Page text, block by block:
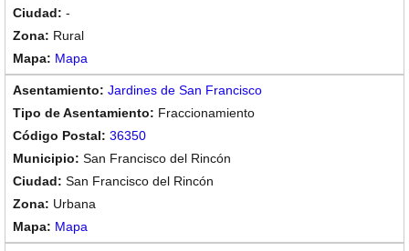
-
Rural
Mapa
Jardines de San Francisco
Fraccionamiento
36350
San Francisco del Rincón
San Francisco del Rincón
Urbana
Mapa